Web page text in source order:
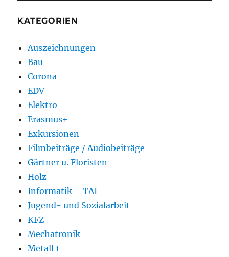
KATEGORIEN
Auszeichnungen
Bau
Corona
EDV
Elektro
Erasmus+
Exkursionen
Filmbeiträge / Audiobeiträge
Gärtner u. Floristen
Holz
Informatik – TAI
Jugend- und Sozialarbeit
KFZ
Mechatronik
Metall 1